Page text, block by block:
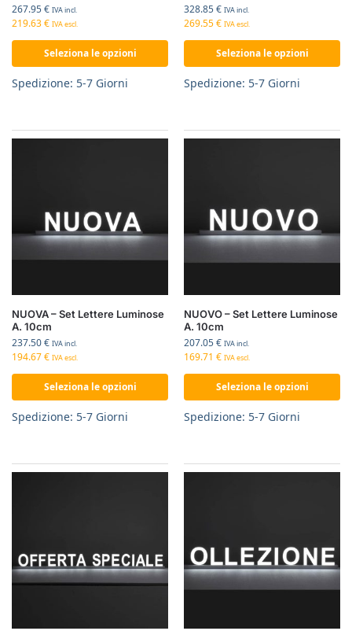
267.95€ IVA incl.
219.63€ IVA escl.
Seleziona le opzioni
Spedizione: 5-7 Giorni
328.85€ IVA incl.
269.55€ IVA escl.
Seleziona le opzioni
Spedizione: 5-7 Giorni
NUOVA – Set Lettere Luminose
A. 10cm
237.50€ IVA incl.
194.67€ IVA escl.
Seleziona le opzioni
Spedizione: 5-7 Giorni
NUOVO – Set Lettere Luminose
A. 10cm
207.05€ IVA incl.
169.71 € IVA escl.
Seleziona le opzioni
Spedizione: 5-7 Giorni